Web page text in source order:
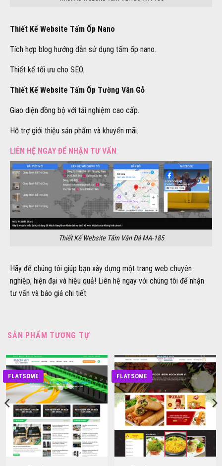
Thiết Kế Website Tấm Ốp Nano
Tích hợp blog hướng dẫn sử dụng tấm ốp nano.
Thiết kế tối ưu cho SEO.
Thiết Kế Website Tấm Ốp Tường Vân Gỗ
Giao diện đồng bộ với tải nghiệm cao cấp.
Hỗ trợ giới thiệu sản phẩm và khuyến mãi.
LIÊN HỆ NGAY ĐỂ NHẬN TƯ VẤN
Thiết Kế Website Tấm Vân Đá MA-185
Hãy để chúng tôi giúp bạn xây dựng một trang web chuyên
nghiệp, hiện đại và hiệu quả! Liên hệ ngay với chúng tôi để nhận
tư vấn và báo giá chi tiết.
SẢN PHẨM TƯƠNG TỰ
FLATSOME FLATSOME